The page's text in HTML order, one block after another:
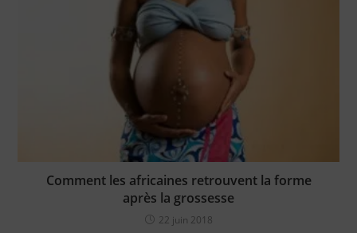
Comment les africaines retrouvent la forme
après la grossesse
22 juin 2018